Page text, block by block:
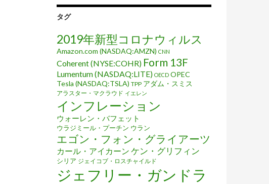
タグ
2019年新型コロナウィルス
Amazon.com (NASDAQ:AMZN) CNN
Coherent (NYSE:COHR) Form 13F
Lumentum (NASDAQ:LITE) OECD OPEC
Tesla (NASDAQ:TSLA) TPP アダム・スミス
アラスター・マクラウド イエレン
インフレーション
ウォーレン・バフェット
ウラジミール・プーチン ウラン
エゴン・フォン・グライアーツ
カール・アイカーン ケン・グリフィン
シリア ジェイコブ・ロスチャイルド
ジェフリー・ガンドラ